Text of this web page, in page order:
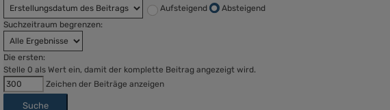
Aufsteigend
Absteigend
Suchzeitraum begrenzen:
Die ersten:
Stelle 0 als Wert ein, damit der komplette Beitrag angezeigt wird.
Zeichen der Beiträge anzeigen